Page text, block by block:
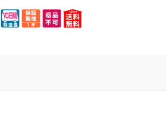
ントナーです!低価格! 新品
トナーより断然安い上に、